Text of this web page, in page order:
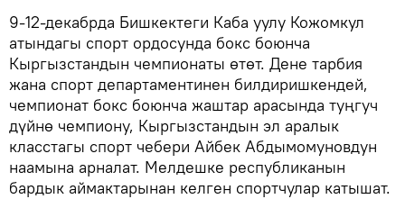
9-12-декабрда Бишкектеги Каба уулу Кожомкул
атындагы спорт ордосунда бокс боюнча
Кыргызстандын чемпионаты өтөт. Дене тарбия
жана спорт департаментинен билдиришкендей,
чемпионат бокс боюнча жаштар арасында туңгуч
дүйнө чемпиону, Кыргызстандын эл аралык
класстагы спорт чебери Айбек Абдымомуновдун
наамына арналат. Мелдешке республиканын
бардык аймактарынан келген спортчулар катышат.